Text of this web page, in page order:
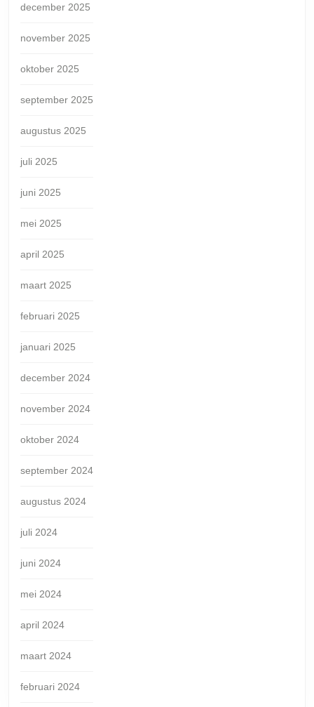
december 2025
november 2025
oktober 2025
september 2025
augustus 2025
juli 2025
juni 2025
mei 2025
april 2025
maart 2025
februari 2025
januari 2025
december 2024
november 2024
oktober 2024
september 2024
augustus 2024
juli 2024
juni 2024
mei 2024
april 2024
maart 2024
februari 2024